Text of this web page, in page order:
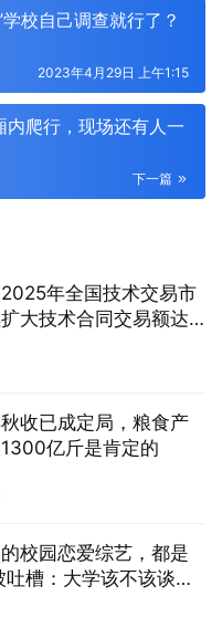
校自己调查就行了？
2023年4月29日 上午1:15
爬行，现场还有人一
下一篇
年全国技术交易市
大技术合同交易额达
收已成定局，粮食产
亿斤是肯定的
校园恋爱综艺，都是
槽：大学该不该谈恋